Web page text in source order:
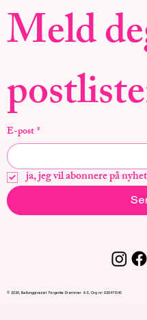
Meld
E-post*
ja, jeg vil abonnere på
© 2026, Ballonggrossist Fargerike Drømmer AS, Org nr: 929471040